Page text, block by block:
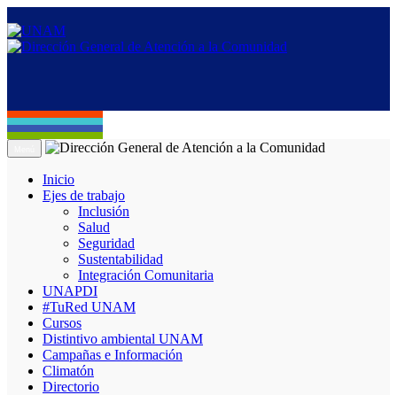
Inicio
Ejes de trabajo
Inclusión
Salud
Seguridad
Sustentabilidad
Integración Comunitaria
UNAPDI
#TuRed UNAM
Cursos
Distintivo ambiental UNAM
Campañas e Información
Climatón
Directorio